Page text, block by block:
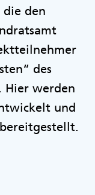
die den
des
Hier werden
und